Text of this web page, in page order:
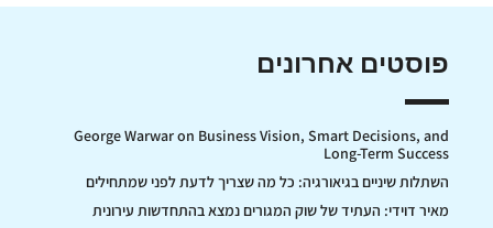
פוסטים אחרונים
George Warwar on Business Vision, Smart Decisions, and
Long-Term Success
השתלות שיניים בגיאורגיה: כל מה שצריך לדעת לפני שמתחילים
מאיר דוידי: העתיד של שוק המגורים נמצא בהתחדשות עירונית